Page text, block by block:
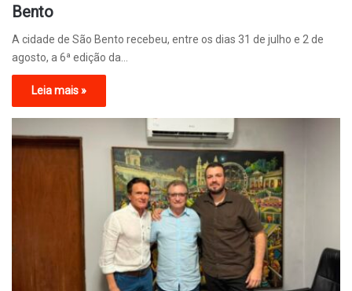
Bento
A cidade de São Bento recebeu, entre os dias 31 de julho e 2 de
agosto, a 6ª edição da…
Leia mais »